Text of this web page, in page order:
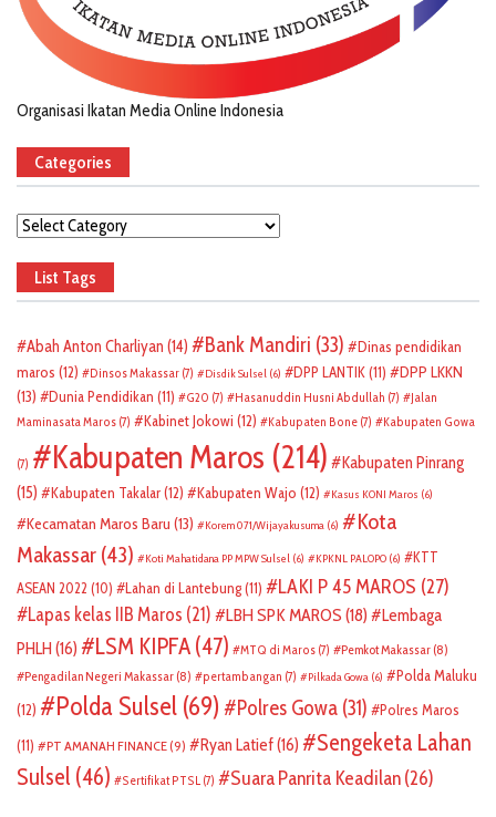
Organisasi Ikatan Media Online Indonesia
Categories
Categories
List Tags
Abah Anton Charliyan (14) Bank Mandiri (33)
Dinas pendidikan
maros (12) Dinsos Makassar (7) Disdik Sulsel (6) DPP LANTIK(11)
DPP LKKN
(13)
Dunia Pendidikan (11) G20 (7) Hasanuddin Husni Abdullah (7)
Jalan
Maminasata Maros (7) Kabinet Jokowi (12) Kabupaten Bone (7) Kabupaten Gowa
(7) Kabupaten Maros (214)
Kabupaten Pinrang
(15)
Kabupaten Takalar(12) Kabupaten Wajo (12) Kasus KONI Maros (6)
Kecamatan Maros Baru (13) Korem 071/Wijayakusuma (6)
Kota
Makassar (43) Koti Mahatidana PP MPW Sulsel (6) KPKNL PALOPO (6)
KTT
ASEAN 2022 (10) Lahan di Lantebung(11) LAKI P 45 MAROS (27)
Lapas kelas IIB Maros (21) LBH SPK MAROS (18)
Lembaga
PHLH (16) LSM KIPFA (47) MTQ di Maros (7) Pemkot Makassar (8)
Pengadilan Negeri Makassar (8) pertambangan (7) Pilkada Gowa (6)
Polda Maluku
(12)
Polda Sulsel (69) Polres Gowa (31)
Polres Maros
(11)
PT AMANAH FINANCE(9) Ryan Latief(16)
Sengeketa Lahan
Sulsel (46) Sertifikat PTSL (7) Suara Panrita Keadilan(26)